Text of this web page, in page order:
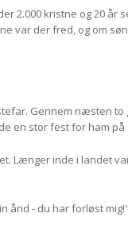
2.000 kristne og 20 år
var der fred, og om
Gennem næsten
en stor fest for ham på
Længer inde i landet
ånd - du har forløst mig!"